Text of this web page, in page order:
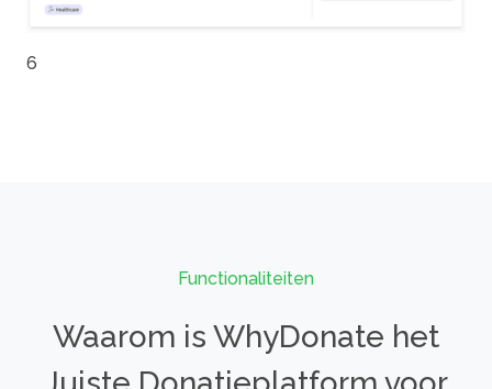
6
Functionaliteiten
Waarom is WhyDonate het